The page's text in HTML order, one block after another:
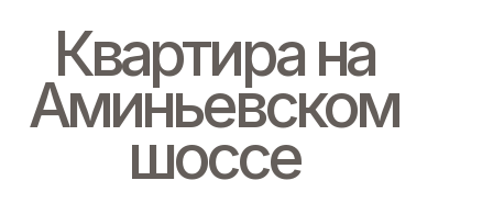
Квартира на
Аминьевском
шоссе